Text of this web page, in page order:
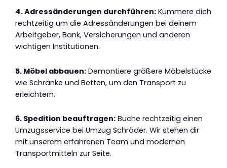
4. Adressänderungen durchführen: Kümmere dich
rechtzeitig um die Adressänderungen bei deinem
Arbeitgeber, Bank, Versicherungen und anderen
wichtigen Institutionen.
5. Möbel abbauen: Demontiere größere Möbelstücke
wie Schränke und Betten, um den Transport zu
erleichtern.
6. Spedition beauftragen: Buche rechtzeitig einen
Umzugsservice bei Umzug Schröder. Wir stehen dir
mit unserem erfahrenen Team und modernen
Transportmitteln zur Seite.